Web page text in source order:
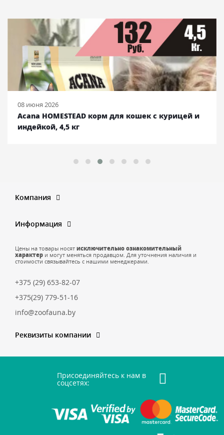
08 июня 2026
Acana HOMESTEAD корм для кошек с курицей и
индейкой, 4,5 кг
Компания
Информация
Цены на товары носят исключительно ознакомительный
характер и могут меняться продавцом. Для уточнения наличия и
стоимости связывайтесь с нашими менеджерами.
+375 (29) 653-82-07
+375(29) 779-51-16
info@zoofauna.by
Реквизиты компании
Присоединяйтесь к нам в
соцсетях: